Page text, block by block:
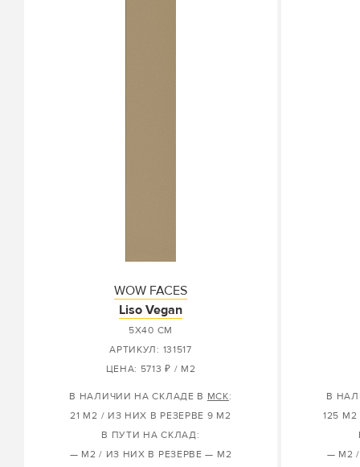
WOW FACES
Liso Vegan
5X40 СМ
АРТИКУЛ: 131517
ЦЕНА: 5713 ₽ / М2
В НАЛИЧИИ НА СКЛАДЕ В МСК:
21 М2 / ИЗ НИХ В РЕЗЕРВЕ 9 М2
В ПУТИ НА СКЛАД:
— М2 / ИЗ НИХ В РЕЗЕРВЕ — М2
В
125
— М2